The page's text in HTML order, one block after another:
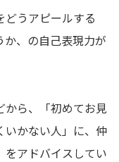
うアピールする
、の自己表現力が
から、「初めてお見
いかない人」に、仲
をアドバイスしてい